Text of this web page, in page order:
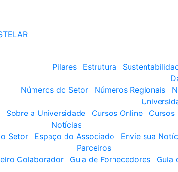
Pilares
Estrutura
Números do Setor
Números Regionais
Sobre a Universidade
Cursos Online Cursos
Notícias
Setor
Espaço do Associado Envie sua
Parceiros
Colaborador
Guia de Fornecedores Guia